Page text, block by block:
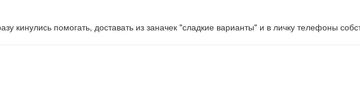
кинулись помогать, доставать из заначек "сладкие варианты" и в личку телефоны